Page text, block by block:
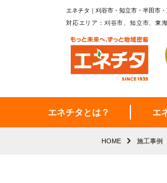
エネチタ｜刈谷市・知立市・半田市
対応エリア：刈谷市、知立市、東
エネチタとは？ エ
HOME 施工事例